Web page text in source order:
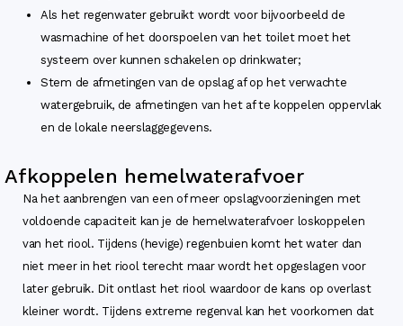
Als het regenwater gebruikt wordt voor bijvoorbeeld de
wasmachine of het doorspoelen van het toilet moet het
systeem over kunnen schakelen op drinkwater;
Stem de afmetingen van de opslag af op het verwachte
watergebruik, de afmetingen van het af te koppelen oppervlak
en de lokale neerslaggegevens.
Afkoppelen hemelwaterafvoer
Na het aanbrengen van een of meer opslagvoorzieningen met
voldoende capaciteit kan je de hemelwaterafvoer loskoppelen
van het riool. Tijdens (hevige) regenbuien komt het water dan
niet meer in het riool terecht maar wordt het opgeslagen voor
later gebruik. Dit ontlast het riool waardoor de kans op overlast
kleiner wordt. Tijdens extreme regenval kan het voorkomen dat